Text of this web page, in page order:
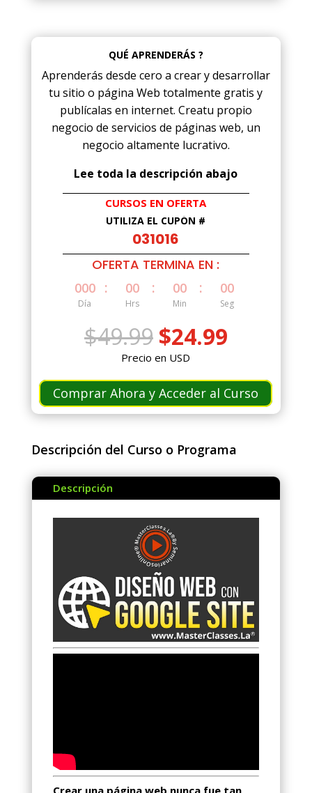
QUÉ APRENDERÁS ?
Aprenderás desde cero a crear y desarrollar
tu sitio o página Web totalmente gratis y
publícalas en internet. Creatu propio
negocio de servicios de páginas web, un
negocio altamente lucrativo.
Lee toda la descripción abajo
CURSOS EN OFERTA
UTILIZA EL CUPÓN #
031016
OFERTA TERMINA EN :
000
Día
: 00
Hrs
: 00
Min
: 00
Seg
$49.99 El
precio
original
era:
$49.99.
$24.99El
es:
$24.99.
Precio en USD
Comprar Ahora y Acceder al Curso
Descripción del Curso o Programa
Descripción